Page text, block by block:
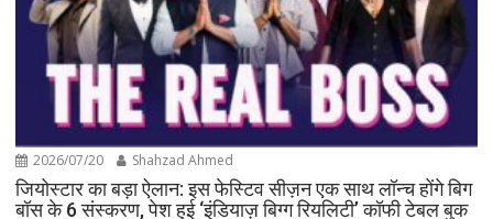
2026/07/20 Shahzad Ahmed
जियोस्टार का बड़ा ऐलान: इस फेस्टिव सीज़न एक साथ लॉन्च होंगे बिग
बॉस के 6 संस्करण, पेश हुई ‘इंडियाज़ बिग्ग रियलिटी’ कॉफी टेबल बुक